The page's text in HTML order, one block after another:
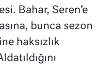
Bahar, Seren’e
bunca sezon
haksızlık